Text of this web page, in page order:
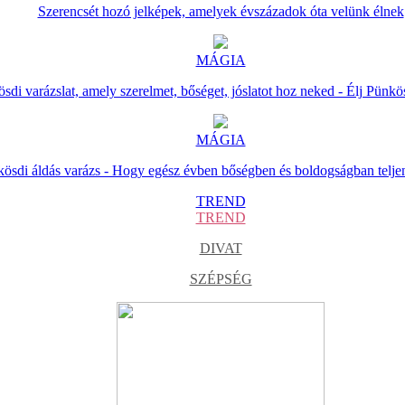
Szerencsét hozó jelképek, amelyek évszázadok óta velünk élnek
MÁGIA
varázslat, amely szerelmet, bőséget, jóslatot hoz neked - Élj
MÁGIA
áldás varázs - Hogy egész évben bőségben és boldogságban
TREND
TREND
DIVAT
SZÉPSÉG